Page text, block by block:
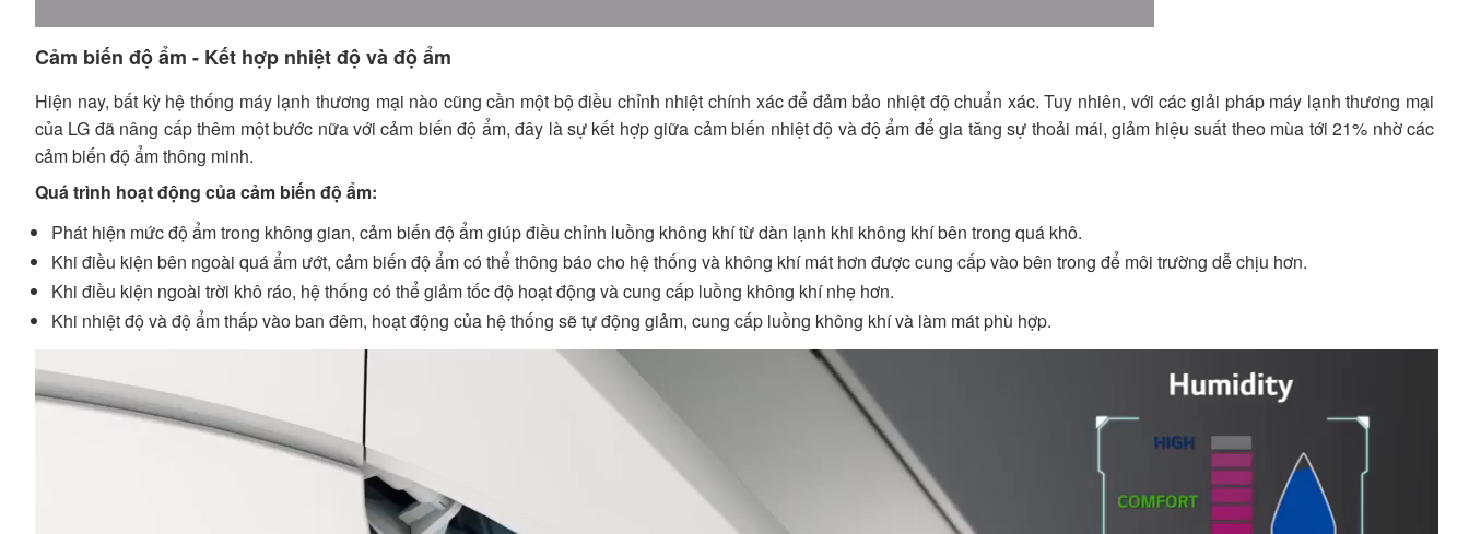
Cảm biến độ ẩm - Kết hợp nhiệt độ và độ ẩm
Hiện nay, bất kỳ hệ thống máy lạnh thương mại nào cũng cần một bộ điều chỉnh nhiệt chính xác để đảm bảo nhiệt độ chuẩn xác. Tuy nhiên, với các giải pháp máy lạnh thương mại
của LG đã nâng cấp thêm một bước nữa với cảm biến độ ẩm, đây là sự kết hợp giữa cảm biến nhiệt độ và độ ẩm để gia tăng sự thoải mái, giảm hiệu suất theo mùa tới 21% nhờ các
cảm biến độ ẩm thông minh.
Quá trình hoạt động của cảm biến độ ẩm:
Phát hiện mức độ ẩm trong không gian, cảm biến độ ẩm giúp điều chỉnh luồng không khí từ dàn lạnh khi không khí bên trong quá khô.
Khi điều kiện bên ngoài quá ẩm ướt, cảm biến độ ẩm có thể thông báo cho hệ thống và không khí mát hơn được cung cấp vào bên trong để môi trường dễ chịu hơn.
Khi điều kiện ngoài trời khô ráo, hệ thống có thể giảm tốc độ hoạt động và cung cấp luồng không khí nhẹ hơn.
Khi nhiệt độ và độ ẩm thấp vào ban đêm, hoạt động của hệ thống sẽ tự động giảm, cung cấp luồng không khí và làm mát phù hợp.